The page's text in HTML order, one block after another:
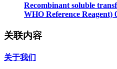
Recombinant soluble
WHO Reference Reagent)
关联内容
关于我们